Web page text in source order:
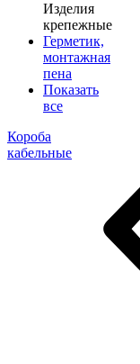
Изделия
крепежные
Герметик,
монтажная
пена
Показать
все
Короба
кабельные